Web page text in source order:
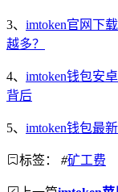
3、 imtoken官网下
越多？
4、 imtoken钱包安
背后
5、 imtoken钱包最
标签： #矿工费